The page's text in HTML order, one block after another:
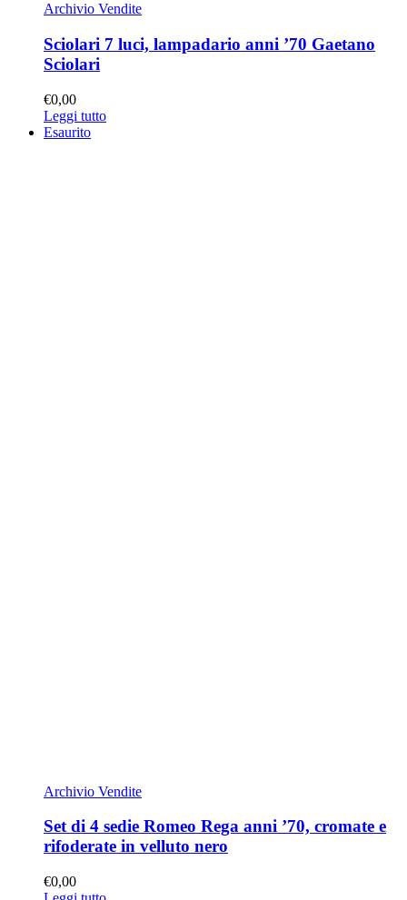
Archivio Vendite
Sciolari 7 luci, lampadario anni ’70 Gaetano
Sciolari
€0,00
Leggi tutto
Esaurito
Archivio Vendite
Set di 4 sedie Romeo Rega anni ’70, cromate e
rifoderate in velluto nero
€0,00